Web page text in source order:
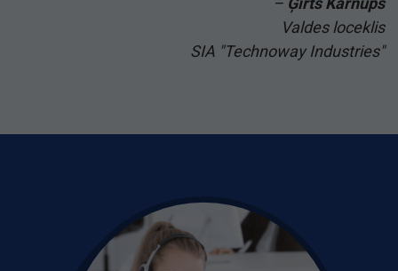
Valdes loceklis
SIA "Technoway Industries"